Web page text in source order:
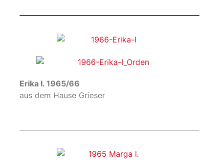
Erika I. 1965/66
aus dem Hause Grieser